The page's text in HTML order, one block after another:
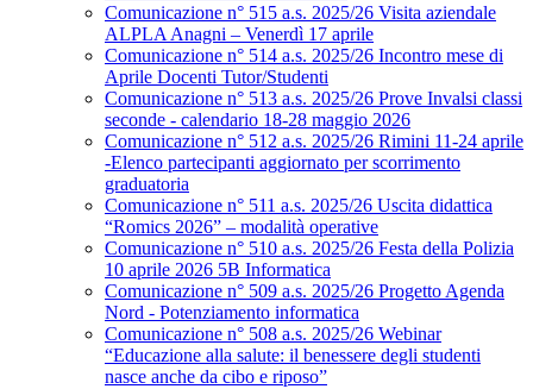
Comunicazione n° 515 a.s. 2025/26 Visita aziendale
ALPLA Anagni – Venerdì 17 aprile
Comunicazione n° 514 a.s. 2025/26 Incontro mese di
Aprile Docenti Tutor/Studenti
Comunicazione n° 513 a.s. 2025/26 Prove Invalsi classi
seconde - calendario 18-28 maggio 2026
Comunicazione n° 512 a.s. 2025/26 Rimini 11-24 aprile
-Elenco partecipanti aggiornato per scorrimento
graduatoria
Comunicazione n° 511 a.s. 2025/26 Uscita didattica
“Romics 2026” – modalità operative
Comunicazione n° 510 a.s. 2025/26 Festa della Polizia
10 aprile 2026 5B Informatica
Comunicazione n° 509 a.s. 2025/26 Progetto Agenda
Nord - Potenziamento informatica
Comunicazione n° 508 a.s. 2025/26 Webinar
“Educazione alla salute: il benessere degli studenti
nasce anche da cibo e riposo”